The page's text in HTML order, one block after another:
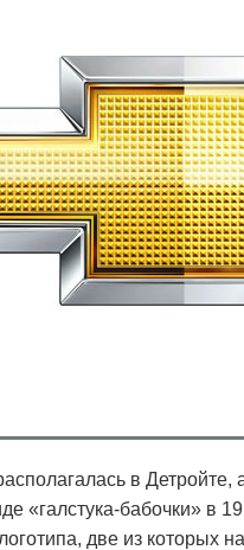
в
«галстука-бабочки» в
две из которых